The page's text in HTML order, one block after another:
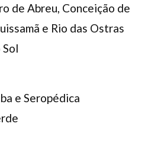
de Abreu, Conceição de
e Rio das Ostras
e Seropédica